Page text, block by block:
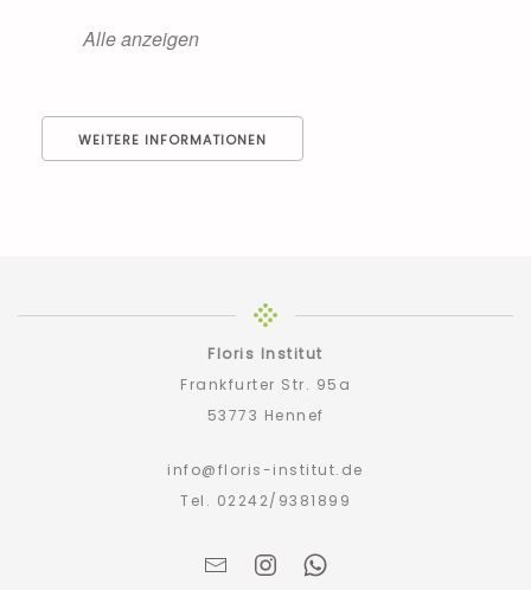
Alle anzeigen
WEITERE INFORMATIONEN
Floris Institut
Frankfurter Str. 95a
53773 Hennef
info@floris-institut.de
Tel. 02242/9381899